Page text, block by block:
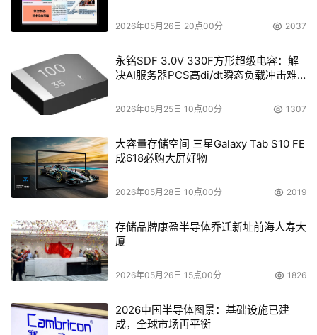
2026年05月26日 20点00分 2037
永铭SDF 3.0V 330F方形超级电容：解
决AI服务器PCS高di/dt瞬态负载冲击难
2026年05月25日 10点00分 1307
大容量存储空间 三星Galaxy Tab S10 FE
成618必购大屏好物
2026年05月28日 10点00分 2019
存储品牌康盈半导体乔迁新址前海人寿大
厦
2026年05月26日 15点00分 1826
2026中国半导体图景：基础设施已建
成，全球市场再平衡